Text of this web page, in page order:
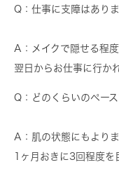
Q：仕事に支障はあり
A：メイクで隠せる程
翌日からお仕事に行か
Q：どのくらいのペー
A：肌の状態にもより
1ヶ月おきに3回程度を